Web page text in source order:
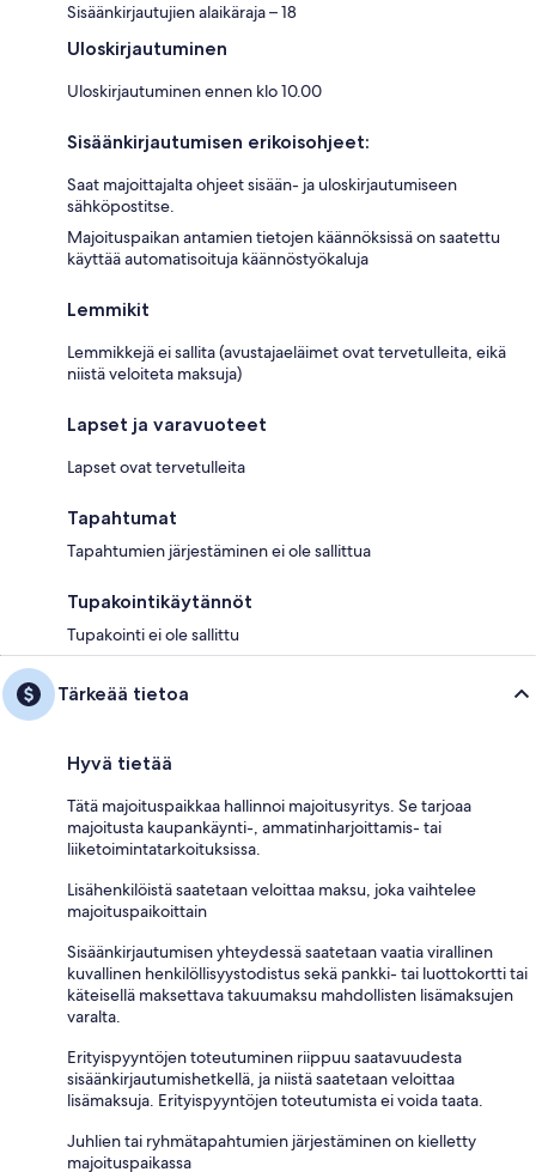
Sisäänkirjautujien alaikäraja – 18
Uloskirjautuminen
Uloskirjautuminen ennen klo 10.00
Sisäänkirjautumisen erikoisohjeet:
Saat majoittajalta ohjeet sisään- ja uloskirjautumiseen
sähköpostitse.
Majoituspaikan antamien tietojen käännöksissä on saatettu
käyttää automatisoituja käännöstyökaluja
Lemmikit
Lemmikkejä ei sallita (avustajaeläimet ovat tervetulleita, eikä
niistä veloiteta maksuja)
Lapset ja varavuoteet
Lapset ovat tervetulleita
Tapahtumat
Tapahtumien järjestäminen ei ole sallittua
Tupakointikäytännöt
Tupakointi ei ole sallittu
Tärkeää tietoa
Hyvä tietää
Tätä majoituspaikkaa hallinnoi majoitusyritys. Se tarjoaa
majoitusta kaupankäynti-, ammatinharjoittamis- tai
liiketoimintatarkoituksissa.
Lisähenkilöistä saatetaan veloittaa maksu, joka vaihtelee
majoituspaikoittain
Sisäänkirjautumisen yhteydessä saatetaan vaatia virallinen
kuvallinen henkilöllisyystodistus sekä pankki- tai luottokortti tai
käteisellä maksettava takuumaksu mahdollisten lisämaksujen
varalta.
Erityispyyntöjen toteutuminen riippuu saatavuudesta
sisäänkirjautumishetkellä, ja niistä saatetaan veloittaa
lisämaksuja. Erityispyyntöjen toteutumista ei voida taata.
Juhlien tai ryhmätapahtumien järjestäminen on kielletty
majoituspaikassa